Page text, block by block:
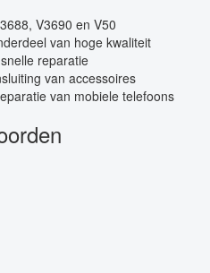
V3690 en V50
van hoge kwaliteit
reparatie
van accessoires
van mobiele telefoons